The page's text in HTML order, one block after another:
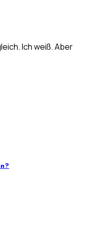
Ich weiß. Aber